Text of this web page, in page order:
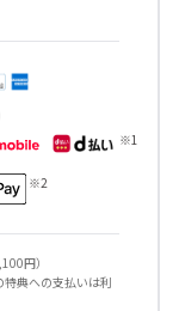
円）
典への支払いは利